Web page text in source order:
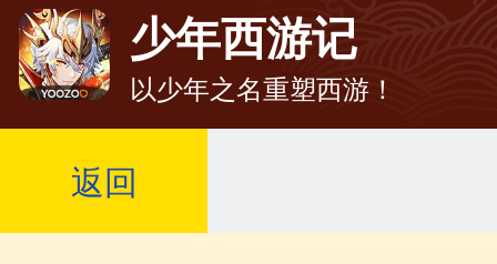
少年西游记
以少年之名重塑西游！
返回